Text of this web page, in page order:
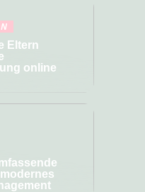
Eltern
online